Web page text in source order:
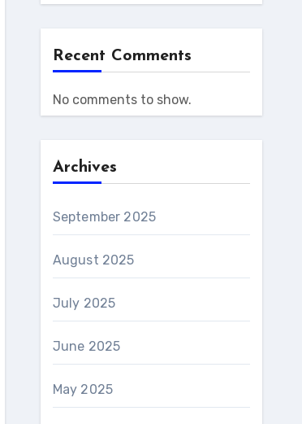
Recent Comments
No comments to show.
Archives
September 2025
August 2025
July 2025
June 2025
May 2025